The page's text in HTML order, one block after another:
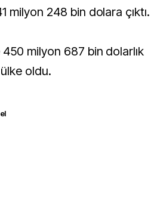
milyon 248 bin dolara çıktı.
milyon 687 bin dolarlık
oldu.